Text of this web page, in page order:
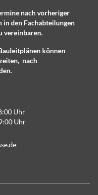
nach vorheriger
den Fachabteilungen
vereinbaren.
können
nach
Uhr
Uhr
d